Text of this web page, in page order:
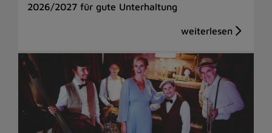
2026/2027 für gute Unterhaltung